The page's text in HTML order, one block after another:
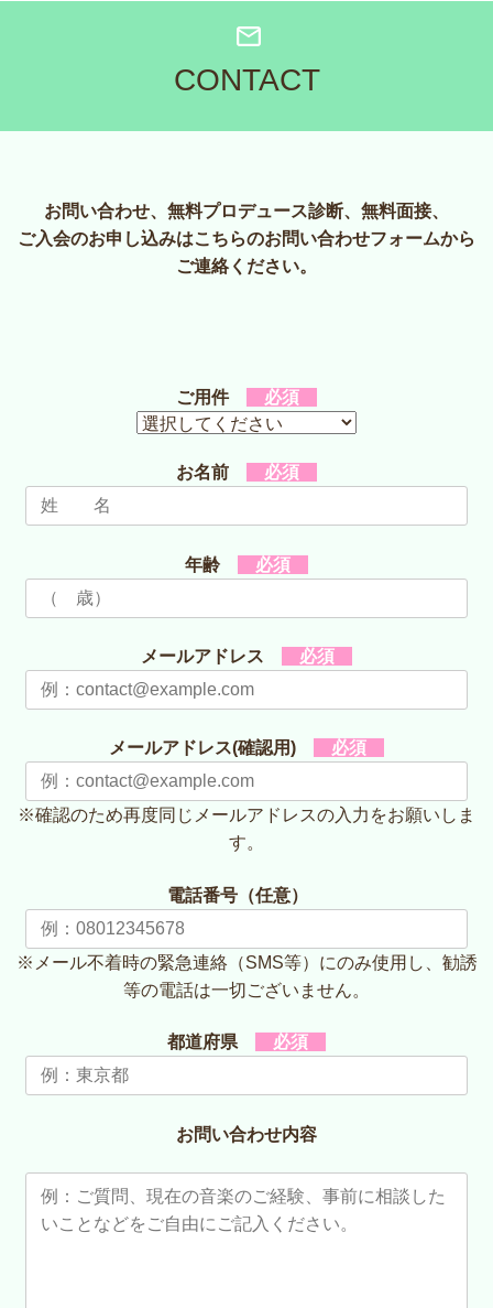
CONTACT
お問い合わせ、無料プロデュース診断、無料面接、
ご入会のお申し込みはこちらのお問い合わせフォームから
ご連絡ください。
ー
の
ま
て
だ
ご用件 必須
お名前 必須
年齢 必須
メールアドレス 必須
メールアドレス(確認用) 必須
※確認のため再度同じメールアドレスの入力をお願いしま
す。
電話番号（任意）
※メール不着時の緊急連絡（SMS等）にのみ使用し、勧誘
等の電話は一切ございません。
都道府県 必須
お問い合わせ内容